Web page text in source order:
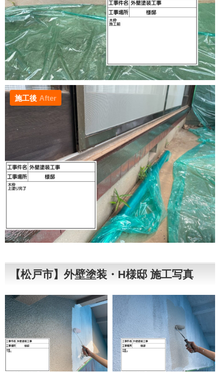
施工後 After
【松戸市】外壁塗装・H様邸 施工写真